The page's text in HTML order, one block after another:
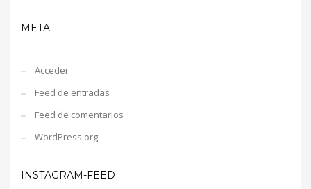
META
Acceder
Feed de entradas
Feed de comentarios
WordPress.org
INSTAGRAM-FEED